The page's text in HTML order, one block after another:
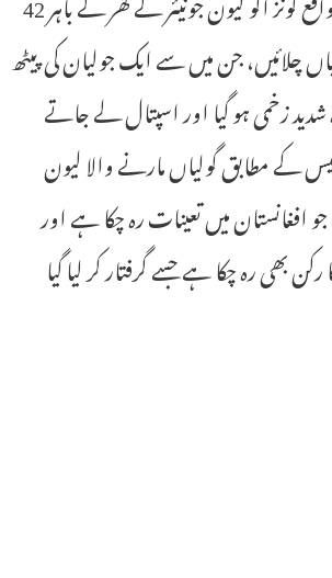
نے 2 گولیاں چلائیں، جن میں سے ایک جولیان کی پیٹھ
زخمی ہو گیا اور اسپتال لے جاتے
کے مطابق گولیاں مارنے والا لیون
میں تعینات رہ چکا ہے اور
بھی رہ چکا ہے جسے گرفتار کر لیا گیا